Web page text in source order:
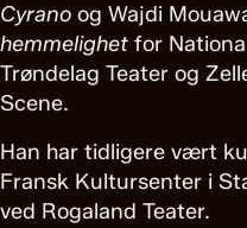
Cyrano og Wajdi
hemmelighet for
Trøndelag Teater og
Scene.
Han har tidligere vært
Fransk Kultursenter i
ved Rogaland Teater.